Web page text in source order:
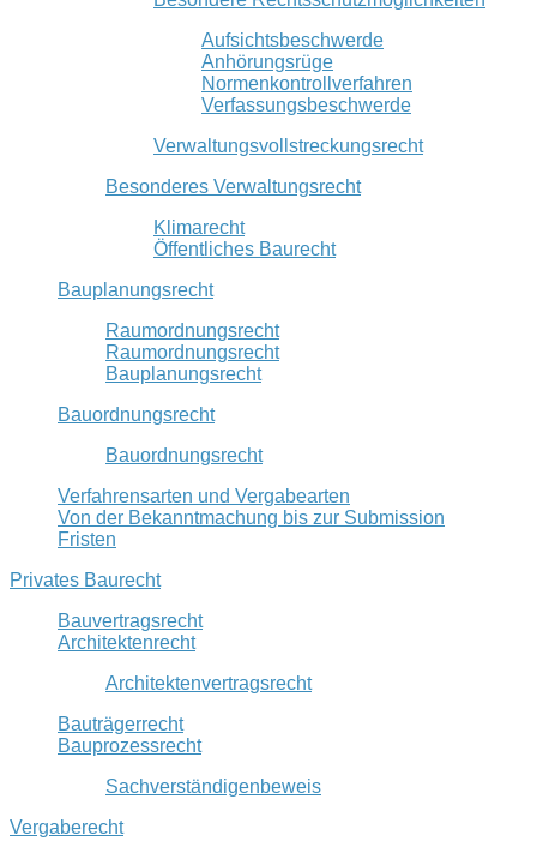
Aufsichtsbeschwerde
Anhörungsrüge
Normenkontrollverfahren
Verfassungsbeschwerde
Verwaltungsvollstreckungsrecht
Besonderes Verwaltungsrecht
Klimarecht
Öffentliches Baurecht
Bauplanungsrecht
Raumordnungsrecht
Raumordnungsrecht
Bauplanungsrecht
Bauordnungsrecht
Bauordnungsrecht
Verfahrensarten und Vergabearten
Von der Bekanntmachung bis zur Submission
Fristen
Privates Baurecht
Bauvertragsrecht
Architektenrecht
Architektenvertragsrecht
Bauträgerrecht
Bauprozessrecht
Sachverständigenbeweis
Vergaberecht